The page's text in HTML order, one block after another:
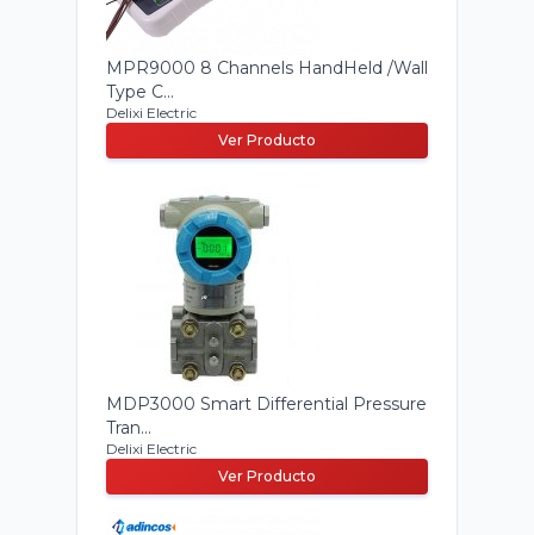
MPR9000 8 Channels HandHeld /Wall
Type C...
Delixi Electric
Ver Producto
MDP3000 Smart Differential Pressure
Tran...
Delixi Electric
Ver Producto